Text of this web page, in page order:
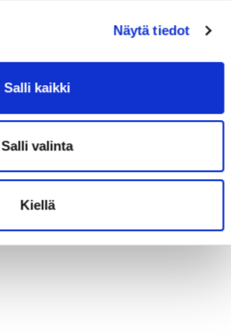
Näytä tiedot
Salli kaikki
Salli valinta
Kiellä